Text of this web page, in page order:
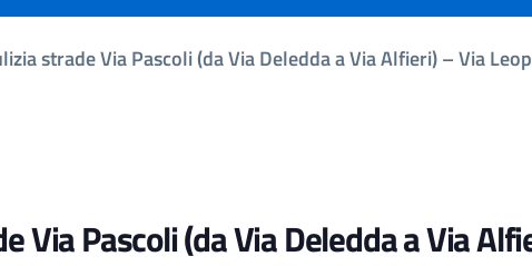
strade Via Pascoli (da Via Deledda a Via Alfieri) – Via
Via Pascoli (da Via Deledda a Via